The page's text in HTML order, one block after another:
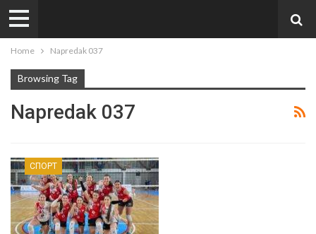
Home Napredak 037
Browsing Tag
Napredak 037
СПОРТ